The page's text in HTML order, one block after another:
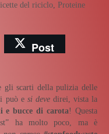
del riciclo, Proteine
Post
gli scarti della pulizia delle
può e si devedirei, vista la
e bucce di carota! Questa
ha molto poco, ma è